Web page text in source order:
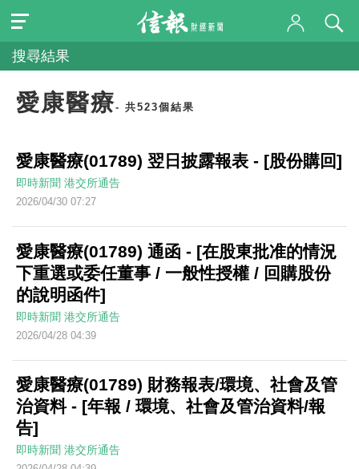
搜尋結果
愛康醫療- 共523個結果
愛康醫療(01789) 翌日披露報表 - [股份購回]
即時新聞 港交所通告
2026/04/30 07:27
愛康醫療(01789) 通函 - [在股東批准的情況
下重選或委任董事 / 一般性授權 / 回購股份
的說明函件]
即時新聞 港交所通告
2026/04/28 04:39
愛康醫療(01789) 財務報表/環境、社會及管
治資料 - [年報 / 環境、社會及管治資料/報
告]
即時新聞 港交所通告